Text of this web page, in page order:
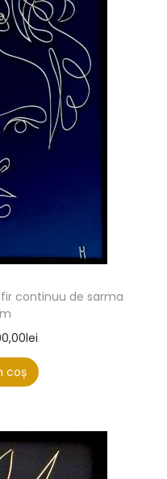
continuu de sarma
lei
coș